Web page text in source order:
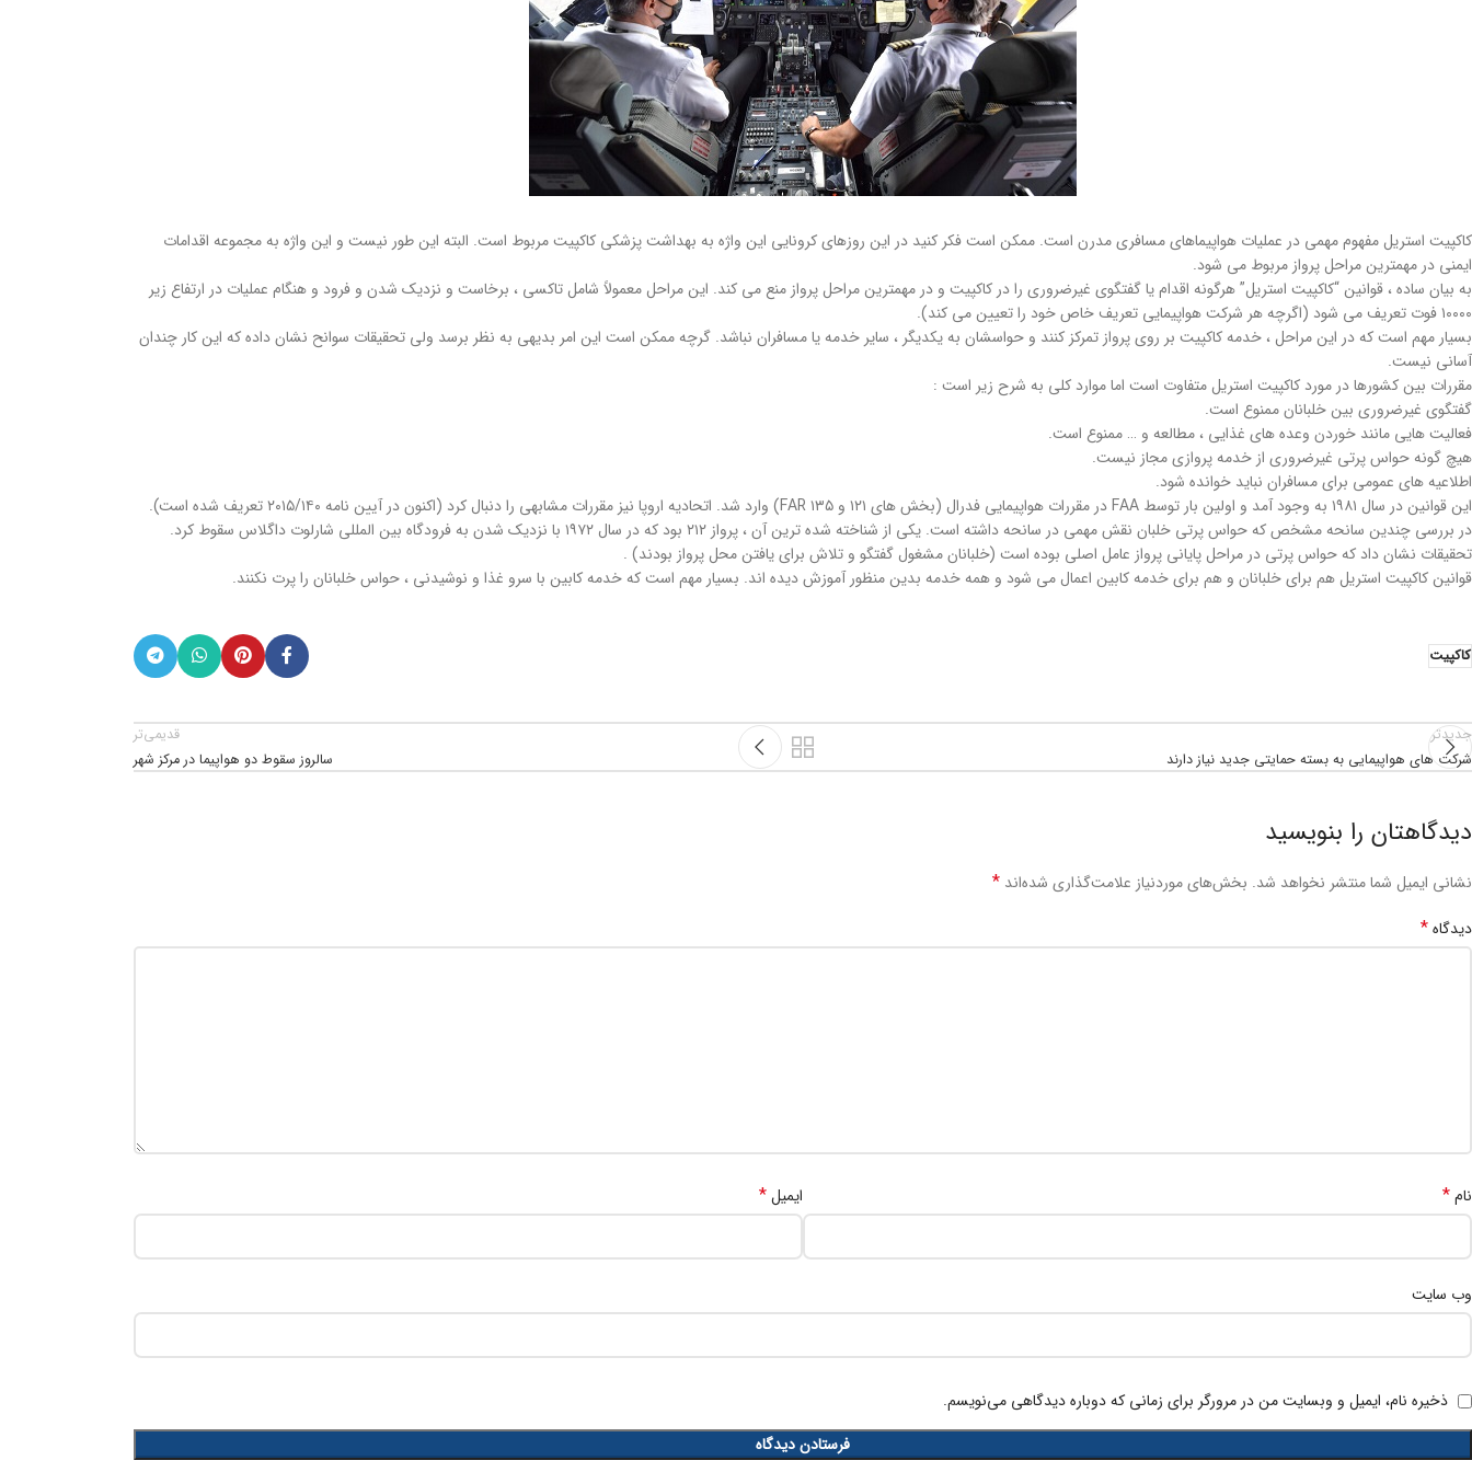
کاکپیت استریل مفهوم مهمی در عملیات هواپیماهای مسافری مدرن است. ممکن است فکر کنید در این روزهای کرونایی این واژه به بهداشت پزشکی کاکپیت مربوط است. البته این طور نیست و این واژه به مجموعه اقدامات
ایمنی در مهمترین مراحل پرواز مربوط می شود.
به بیان ساده ، قوانین “کاکپیت استریل” هرگونه اقدام یا گفتگوی غیرضروری را در کاکپیت و در مهمترین مراحل پرواز منع می کند. این مراحل معمولاً شامل تاکسی ، برخاست و نزدیک شدن و فرود و هنگام عملیات در ارتفاع زیر
۱۰۰۰۰ فوت تعریف می شود (اگرچه هر شرکت هواپیمایی تعریف خاص خود را تعیین می کند).
بسیار مهم است که در این مراحل ، خدمه کاکپیت بر روی پرواز تمرکز کنند و حواسشان به یکدیگر ، سایر خدمه یا مسافران نباشد. گرچه ممکن است این امر بدیهی به نظر برسد ولی تحقیقات سوانح نشان داده که این کار چندان
آسانی نیست.
مقررات بین کشورها در مورد کاکپیت استریل متفاوت است اما موارد کلی به شرح زیر است :
گفتگوی غیرضروری بین خلبانان ممنوع است.
فعالیت هایی مانند خوردن وعده های غذایی ، مطالعه و … ممنوع است.
هیچ گونه حواس پرتی غیرضروری از خدمه پروازی مجاز نیست.
اطلاعیه های عمومی برای مسافران نباید خوانده شود.
این قوانین در سال ۱۹۸۱ به وجود آمد و اولین بار توسط FAA در مقررات هواپیمایی فدرال (بخش های ۱۲۱ و ۱۳۵ FAR) وارد شد. اتحادیه اروپا نیز مقررات مشابهی را دنبال کرد (اکنون در آیین نامه ۲۰۱۵/۱۴۰ تعریف شده است).
در بررسی چندین سانحه مشخص که حواس پرتی خلبان نقش مهمی در سانحه داشته است. یکی از شناخته شده ترین آن ، پرواز ۲۱۲ بود که در سال ۱۹۷۲ با نزدیک شدن به فرودگاه بین المللی شارلوت داگلاس سقوط کرد.
تحقیقات نشان داد که حواس پرتی در مراحل پایانی پرواز عامل اصلی بوده است (خلبانان مشغول گفتگو و تلاش برای یافتن محل پرواز بودند) .
قوانین کاکپیت استریل هم برای خلبانان و هم برای خدمه کابین اعمال می شود و همه خدمه بدین منظور آموزش دیده اند. بسیار مهم است که خدمه کابین با سرو غذا و نوشیدنی ، حواس خلبانان را پرت نکنند.
کاکپیت
جدیدتر
شرکت های هواپیمایی به بسته حمایتی جدید نیاز دارند
قدیمی‌تر
سالروز سقوط دو هواپیما در مرکز شهر
دیدگاهتان را بنویسید
نشانی ایمیل شما منتشر نخواهد شد. بخش‌های موردنیاز علامت‌گذاری شده‌اند *
دیدگاه*
نام* ایمیل*
وب‌ سایت
ذخیره نام، ایمیل و وبسایت من در مرورگر برای زمانی که دوباره دیدگاهی می‌نویسم.